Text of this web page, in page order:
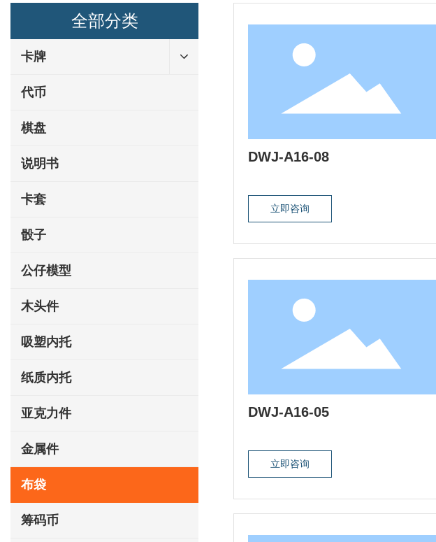
全部分类
卡牌
代币
棋盘
说明书
卡套
骰子
公仔模型
木头件
吸塑内托
纸质内托
亚克力件
金属件
布袋
筹码币
DWJ-A16-08
立即咨询
DWJ-A16-05
立即咨询